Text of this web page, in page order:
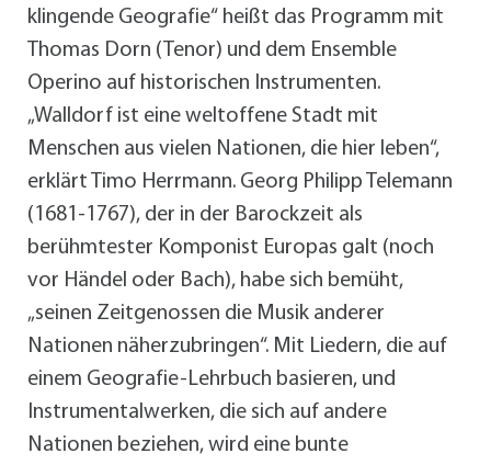
klingende Geografie“ heißt das Programm mit
Thomas Dorn (Tenor) und dem Ensemble
Operino auf historischen Instrumenten.
„Walldorf ist eine weltoffene Stadt mit
Menschen aus vielen Nationen, die hier leben“,
erklärt Timo Herrmann. Georg Philipp Telemann
(1681-1767), der in der Barockzeit als
berühmtester Komponist Europas galt (noch
vor Händel oder Bach), habe sich bemüht,
„seinen Zeitgenossen die Musik anderer
Nationen näherzubringen“. Mit Liedern, die auf
einem Geografie-Lehrbuch basieren, und
Instrumentalwerken, die sich auf andere
Nationen beziehen, wird eine bunte